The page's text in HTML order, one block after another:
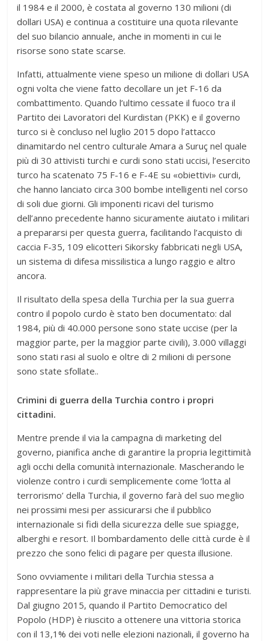
il 1984 e il 2000, è costata al governo 130 milioni (di
dollari USA) e continua a costituire una quota rilevante
del suo bilancio annuale, anche in momenti in cui le
risorse sono state scarse.
Infatti, attualmente viene speso un milione di dollari USA
ogni volta che viene fatto decollare un jet F-16 da
combattimento. Quando l’ultimo cessate il fuoco tra il
Partito dei Lavoratori del Kurdistan (PKK) e il governo
turco si è concluso nel luglio 2015 dopo l’attacco
dinamitardo nel centro culturale Amara a Suruç nel quale
più di 30 attivisti turchi e curdi sono stati uccisi, l’esercito
turco ha scatenato 75 F-16 e F-4E su «obiettivi» curdi,
che hanno lanciato circa 300 bombe intelligenti nel corso
di soli due giorni. Gli imponenti ricavi del turismo
dell’anno precedente hanno sicuramente aiutato i militari
a prepararsi per questa guerra, facilitando l’acquisto di
caccia F-35, 109 elicotteri Sikorsky fabbricati negli USA,
un sistema di difesa missilistica a lungo raggio e altro
ancora.
Il risultato della spesa della Turchia per la sua guerra
contro il popolo curdo è stato ben documentato: dal
1984, più di 40.000 persone sono state uccise (per la
maggior parte, per la maggior parte civili), 3.000 villaggi
sono stati rasi al suolo e oltre di 2 milioni di persone
sono state sfollate..
Crimini di guerra della Turchia contro i propri
cittadini.
Mentre prende il via la campagna di marketing del
governo, pianifica anche di garantire la propria legittimità
agli occhi della comunità internazionale. Mascherando le
violenze contro i curdi semplicemente come ‘lotta al
terrorismo’ della Turchia, il governo farà del suo meglio
nei prossimi mesi per assicurarsi che il pubblico
internazionale si fidi della sicurezza delle sue spiagge,
alberghi e resort. Il bombardamento delle città curde è il
prezzo che sono felici di pagare per questa illusione.
Sono ovviamente i militari della Turchia stessa a
rappresentare la più grave minaccia per cittadini e turisti.
Dal giugno 2015, quando il Partito Democratico del
Popolo (HDP) è riuscito a ottenere una vittoria storica
con il 13,1% dei voti nelle elezioni nazionali, il governo ha